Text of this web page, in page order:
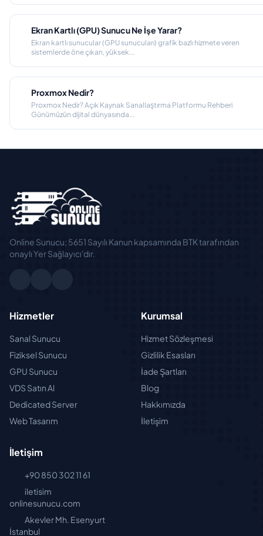
Ekran Kartlı (GPU) Sunucu Ne İşe Yarar?
Ekran kartlı sunucular (GPU sunucuları) grafik bazlı hizmete veren
sistemlerde öne çıkan, yüksek...
Proxmox Nedir?
Proxmox Nedir? Açık Kaynak Sanallaştırma Platformu Rehberi
Günümüzün dijital dünyasında...
Online Sunucu; 5651 Sayılı Kanun kapsamında BTK tarafından
onaylı Yer Sağlayıcı'dır.
Hizmetler
Sanal Sunucu
Fiziksel Sunucu
GPU Sunucu
VDS Satın Al
Dedicated Server
Web Tasarım
Kurumsal
Hizmet Sözleşmesi
Gizlilik Esasları
İade Şartları
Blog
Hakkımızda
İletişim
İletişim
+90 850 302 11 61
iletisim
onlinesunucu.com
Akevler Mh. Esenyurt
İstanbul